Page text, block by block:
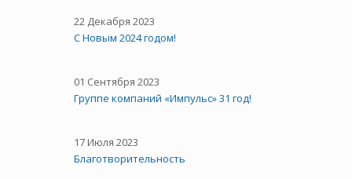
22 Декабря 2023
С Новым 2024 годом!
01 Сентября 2023
Группе компаний «Импульс» 31 год!
17 Июля 2023
Благотворительность